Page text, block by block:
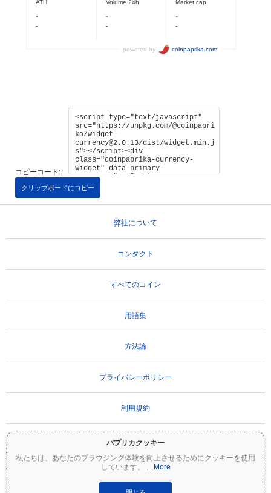
パプリカクッキー
私たちは、あなたのブラウジング体験を向上させるためにクッキーを使用
しています。
... More
コピーコード:
クリップボードにコピー
弊社について
コンタクト
すべてのコイン
用語集
方法論
プライバシーポリシー
利用規約
重要な免責事項：
す。投資額の一部または全額を失う可能性があります。Coinpaprikaのすべての情報は
情報提供のみを目的としており、財務または投資のアドバイスを構成するものではあ
りません。投資判断を行う前に、必ずご自身で調査（DYOR）を行い、資格のあるファ
イナンシャルアドバイザーに相談してください。Coinpaprikaは、この情報の使用に起